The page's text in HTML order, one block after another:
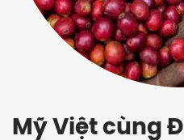
Mỹ Việt cùng